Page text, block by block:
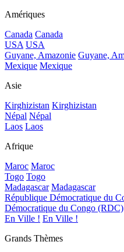
Amériques
Canada Canada
USA USA
Guyane, Amazonie Guyane,
Mexique Mexique
Asie
Kirghizistan Kirghizistan
Népal Népal
Laos Laos
Afrique
Maroc Maroc
Togo Togo
Madagascar Madagascar
République Démocratique du
Démocratique du Congo (RDC)
En Ville ! En Ville !
Grands Thèmes